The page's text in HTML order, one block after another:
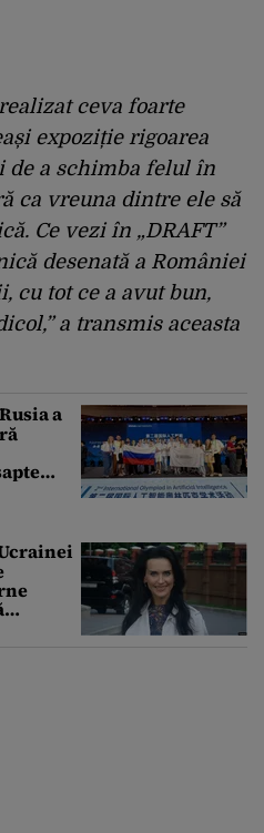
ceva foarte
expoziție rigoarea
de a schimba felul în
ca vreuna dintre ele să
Ce vezi în „DRAFT”
desenată a României
cu tot ce a avut bun,
a transmis aceasta
a